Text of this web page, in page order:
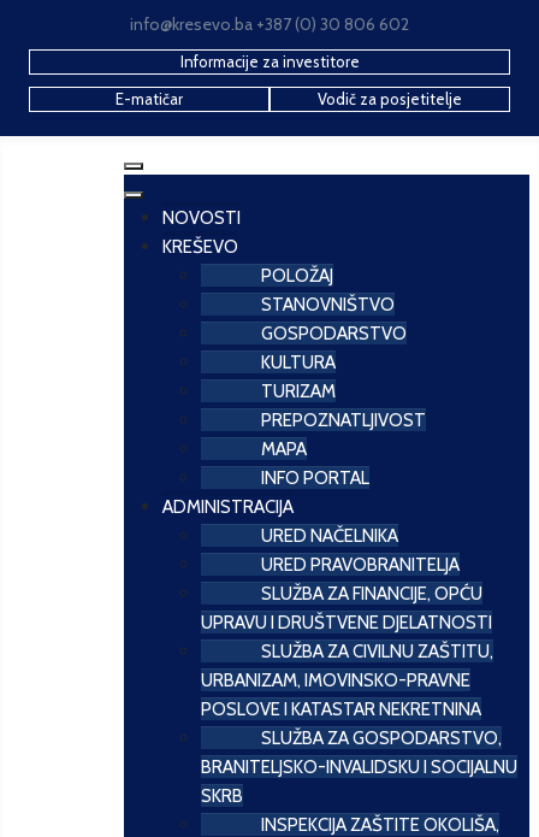
info@kresevo.ba +387 (0) 30 806 602
Informacije za investitore
E-matičar
Vodič za posjetitelje
NOVOSTI
KREŠEVO
POLOŽAJ
STANOVNIŠTVO
GOSPODARSTVO
KULTURA
TURIZAM
PREPOZNATLJIVOST
MAPA
INFO PORTAL
ADMINISTRACIJA
URED NAČELNIKA
URED PRAVOBRANITELJA
SLUŽBA ZA FINANCIJE, OPĆU
UPRAVU I DRUŠTVENE DJELATNOSTI
SLUŽBA ZA CIVILNU ZAŠTITU,
URBANIZAM, IMOVINSKO-PRAVNE
POSLOVE I KATASTAR NEKRETNINA
SLUŽBA ZA GOSPODARSTVO,
BRANITELJSKO-INVALIDSKU I SOCIJALNU
SKRB
INSPEKCIJA ZAŠTITE OKOLIŠA,